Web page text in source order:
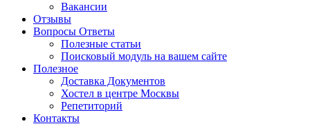
Вакансии
Отзывы
Вопросы Ответы
Полезные статьи
Поисковый модуль на вашем сайте
Полезное
Доставка Документов
Хостел в центре Москвы
Репетиторий
Контакты